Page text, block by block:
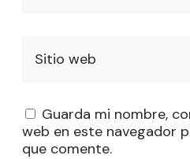
Sitio web
Guarda mi nombre,
web en este navegador
que comente.